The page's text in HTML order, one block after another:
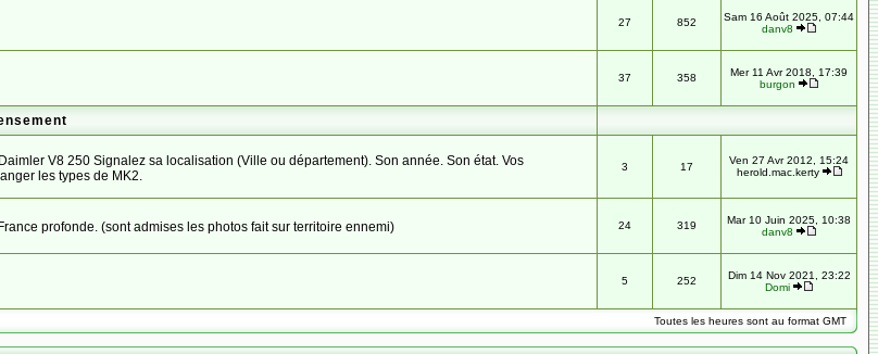
27 852
Sam 16 Août 2025, 07:44
danv8
37 358
Mer 11 Avr 2018, 17:39
burgon
V8 250 Signalez sa localisation (Ville ou département). Son année. Son état. Vos
les types de MK2.
3 17
Ven 27 Avr 2012, 15:24
herold.mac.kerty
profonde. (sont admises les photos fait sur territoire ennemi)
24 319
Mar 10 Juin 2025, 10:38
danv8
5 252
Dim 14 Nov 2021, 23:22
Domi
Toutes les heures sont au format GMT